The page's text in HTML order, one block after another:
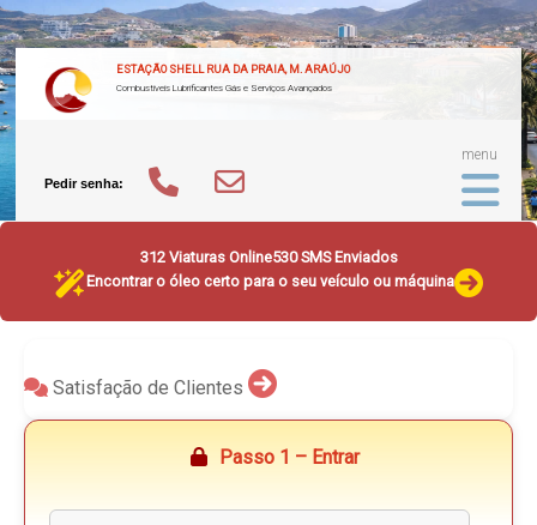
ESTAÇÃO SHELL RUA DA PRAIA, M. ARAÚJO
Combustíveis Lubrificantes Gás e Serviços Avançados
menu
Pedir senha:
312 Viaturas Online530 SMS Enviados
Encontrar o óleo certo para o seu veículo ou máquina
Satisfação de Clientes
Passo 1 – Entrar